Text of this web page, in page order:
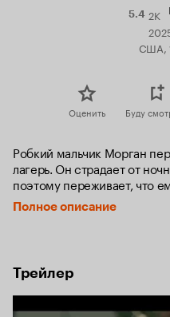
5.4 2K
США,
Оценить Буду
Робкий мальчик Морган
лагерь. Он страдает от
поэтому переживает, что
друзей. Вопреки
с несколькими ребятами,
реальностью.
Полное описание
Трейлер